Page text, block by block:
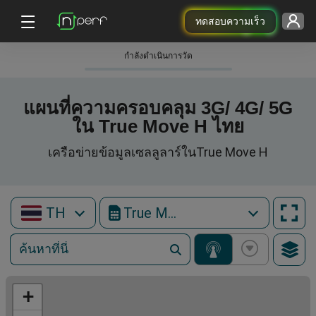
ทดสอบความเร็ว
กําลังดําเนินการวัด
แผนที่ความครอบคลุม 3G/ 4G/ 5G
ใน True Move H ไทย
เครือข่ายข้อมูลเซลลูลาร์ในTrue Move H
TH True Move H
+